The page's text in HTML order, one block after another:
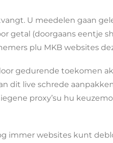
U meedelen gaan
(doorgaans eentje
plu MKB websites
gedurende toekomen
dit live schrede
proxy’su hu
immer websites kunt